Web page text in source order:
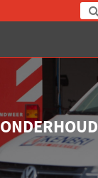
ONDERHOUD